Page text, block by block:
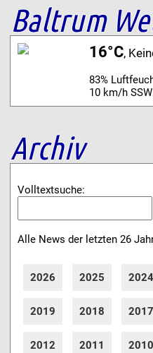
Baltrum
16°C,
83%
10 km/h
Archiv
Volltextsuche:
Alle News der letzten 26
2026 2025
2019 2018
2012 2011